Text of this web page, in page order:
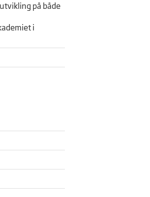
på både
i